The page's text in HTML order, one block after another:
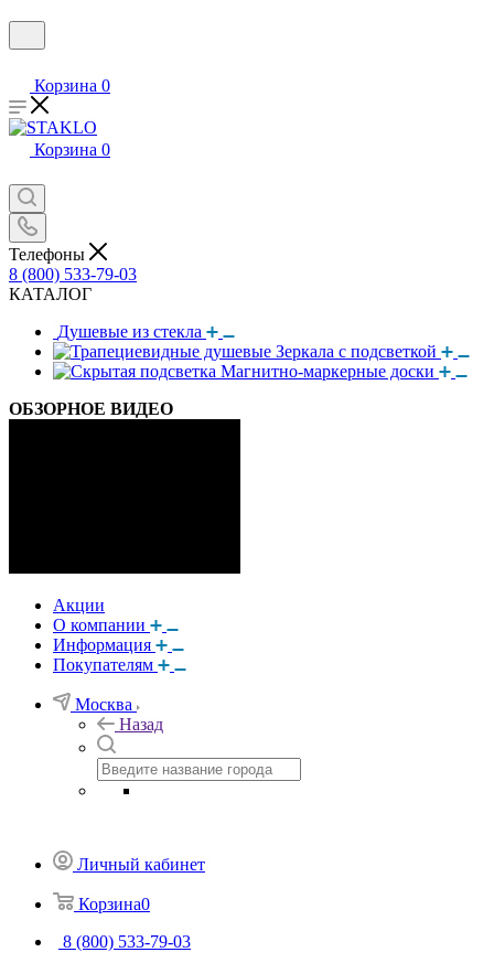
Корзина 0
Корзина 0
Телефоны
8 (800) 533-79-03
КАТАЛОГ
Душевые из стекла
Зеркала с подсветкой
Магнитно-маркерные доски
ОБЗОРНОЕ ВИДЕО
Акции
О компании
Информация
Покупателям
Москва
Назад
Личный кабинет
Корзина0
8 (800) 533-79-03